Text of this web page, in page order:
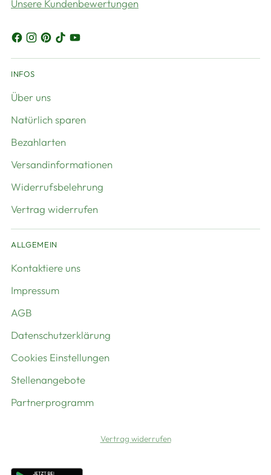
Unsere Kundenbewertungen
INFOS
Über uns
Natürlich sparen
Bezahlarten
Versandinformationen
Widerrufsbelehrung
Vertrag widerrufen
ALLGEMEIN
Kontaktiere uns
Impressum
AGB
Datenschutzerklärung
Cookies Einstellungen
Stellenangebote
Partnerprogramm
Vertrag widerrufen